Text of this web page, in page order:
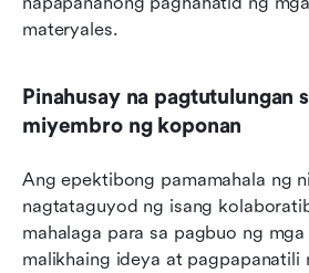
materyales.
Pinahusay na pagtutulungan
miyembro ng koponan
Ang epektibong pamamahala ng
nagtataguyod ng isang
mahalaga para sa pagbuo ng
malikhaing ideya at pagpapanatili